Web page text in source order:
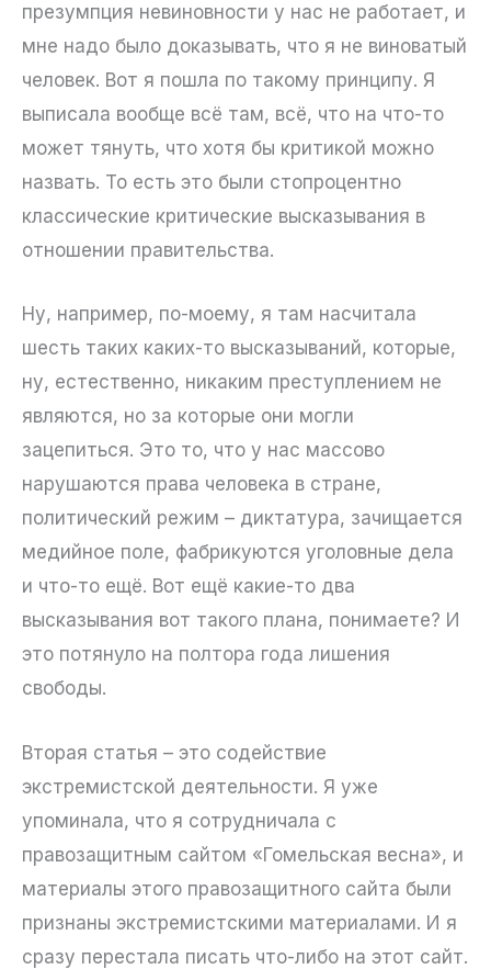
презумпция невиновности у нас не работает, и
мне надо было доказывать, что я не виноватый
человек. Вот я пошла по такому принципу. Я
выписала вообще всё там, всё, что на что-то
может тянуть, что хотя бы критикой можно
назвать. То есть это были стопроцентно
классические критические высказывания в
отношении правительства.
Ну, например, по-моему, я там насчитала
шесть таких каких-то высказываний, которые,
ну, естественно, никаким преступлением не
являются, но за которые они могли
зацепиться. Это то, что у нас массово
нарушаются права человека в стране,
политический режим – диктатура, зачищается
медийное поле, фабрикуются уголовные дела
и что-то ещё. Вот ещё какие-то два
высказывания вот такого плана, понимаете? И
это потянуло на полтора года лишения
свободы.
Вторая статья – это содействие
экстремистской деятельности. Я уже
упоминала, что я сотрудничала с
правозащитным сайтом «Гомельская весна», и
материалы этого правозащитного сайта были
признаны экстремистскими материалами. И я
сразу перестала писать что-либо на этот сайт.